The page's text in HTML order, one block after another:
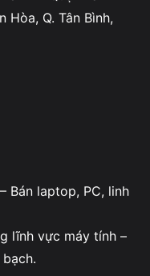
Hòa, Q. Tân Bình,
Bán laptop, PC, linh
lĩnh vực máy tính –